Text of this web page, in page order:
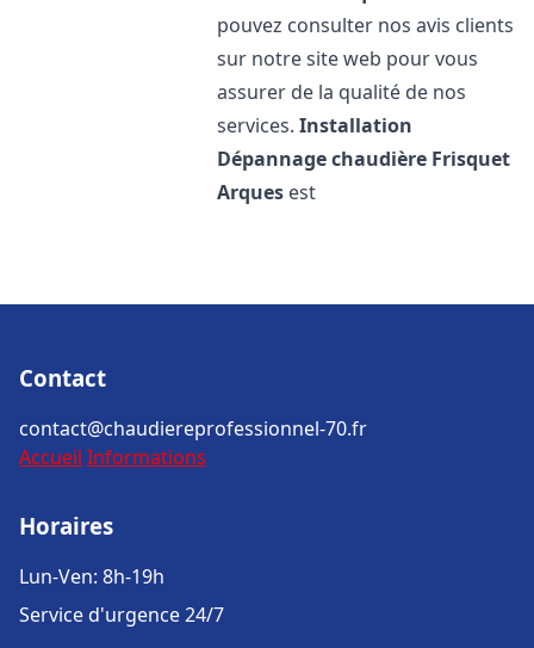
pouvez consulter nos avis clients
sur notre site web pour vous
assurer de la qualité de nos
services.Installation
Dépannage chaudière Frisquet
Arques est
Contact
contact@chaudiereprofessionnel-70.fr
Accueil Informations
Horaires
Lun-Ven: 8h-19h
Service d'urgence 24/7